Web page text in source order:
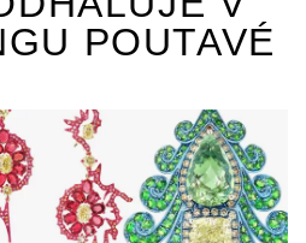
POUTAVÉ